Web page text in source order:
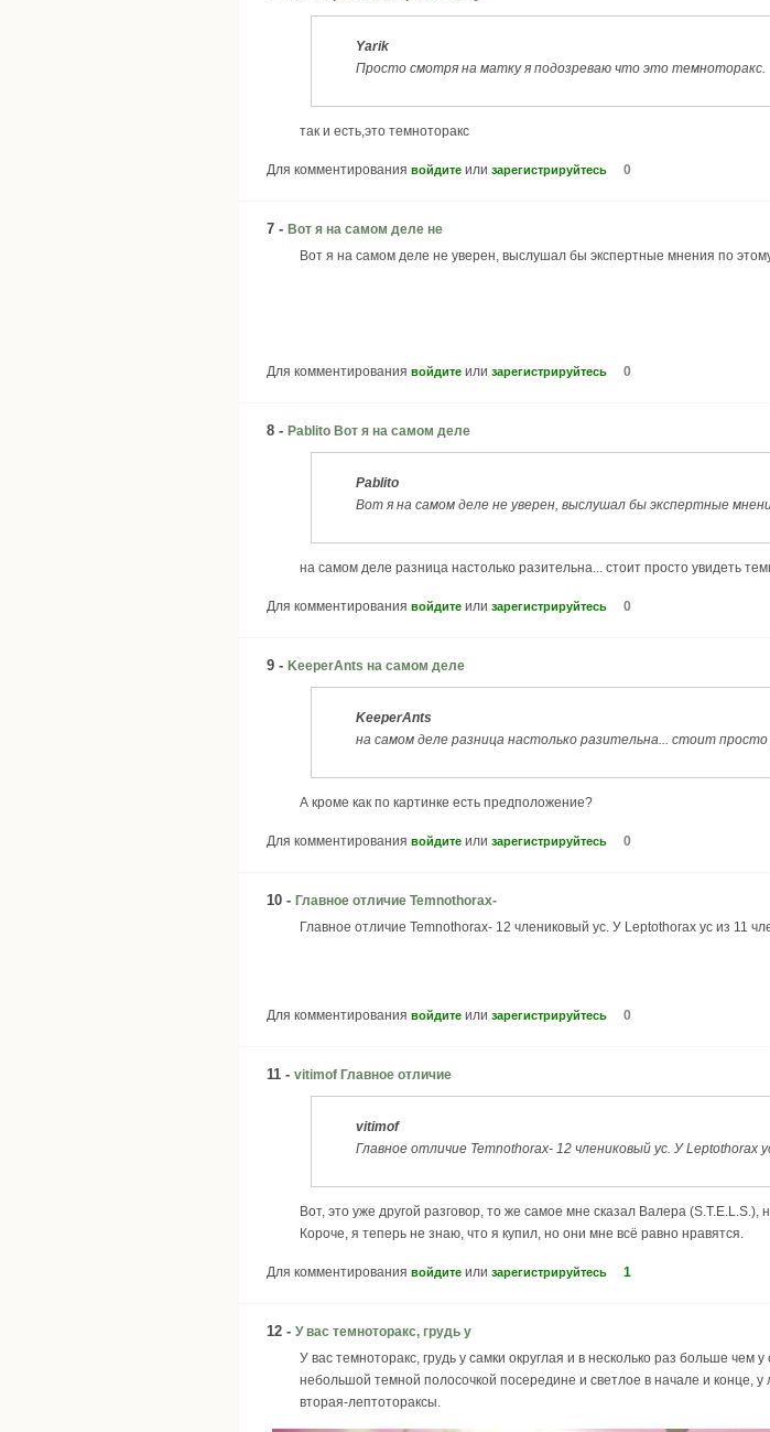
Yarik
Просто смотря на матку я подозреваю что это темноторакс.
так и есть,это темноторакс
Для комментирования войдите или зарегистрируйтесь 0
7 - Вот я на самом деле не
Вот я на самом деле не уверен, выслушал бы экспертные мнения по
Для комментирования войдите или зарегистрируйтесь 0
8 - Pablito Вот я на самом деле
Pablito
Вот я на самом деле не уверен, выслушал бы экспертные
на самом деле разница настолько разительна... стоит просто увидеть
Для комментирования войдите или зарегистрируйтесь 0
9 - KeeperAnts на самом деле
KeeperAnts
на самом деле разница настолько разительна... стоит
А кроме как по картинке есть предположение?
Для комментирования войдите или зарегистрируйтесь 0
10 - Главное отличие Temnothorax-
Главное отличие Temnothorax- 12 члениковый ус. У Leptothorax ус из 11
Для комментирования войдите или зарегистрируйтесь 0
11 - vitimof Главное отличие
vitimof
Главное отличие Temnothorax- 12 члениковый ус. У Leptothorax
Вот, это уже другой разговор, то же самое мне сказал Валера
Короче, я теперь не знаю, что я купил, но они мне всё равно нравятся.
Для комментирования войдите или зарегистрируйтесь 1
12 - У вас темноторакс, грудь у
У вас темноторакс, грудь у самки округлая и в несколько раз больше
небольшой темной полосочкой посередине и светлое в начале и конце,
вторая-лептотораксы.